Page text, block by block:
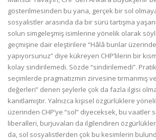
gösterilmesinden bu yana, gerçek bir sol
sosyalistler arasında da bir sürü tartışma
solun simgeleşmiş isimlerine yönelik olarak
geçmişine dair eleştirilere “Hâlâ bunlar
yapıyorsunuz” diye kükreyen CHP’lilerin bir
kolay sindirilemedi. Sözde “sindirilemedi”.
seçimlerde pragmatizmin zirvesine tırmanmış
değerleri” denen şeylerle çok da fazla ilgisi
kanıtlamıştır. Yalnızca kişisel özgürlüklere
üzerinden CHP’ye “sol” diyeceksek, bu vaatler
liberalleri, burjuvaları da ilgilendiren
da, sol sosyalistlerden çok bu kesimlerin